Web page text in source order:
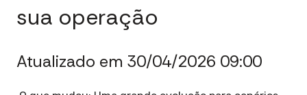
sua operação
Atualizado em 30/04/2026 09:00